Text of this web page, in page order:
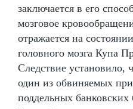
заключается в его
мозговое
отражается на
головного мозга Купа
Следствие установило,
один из обвиняемых
поддельных банковских